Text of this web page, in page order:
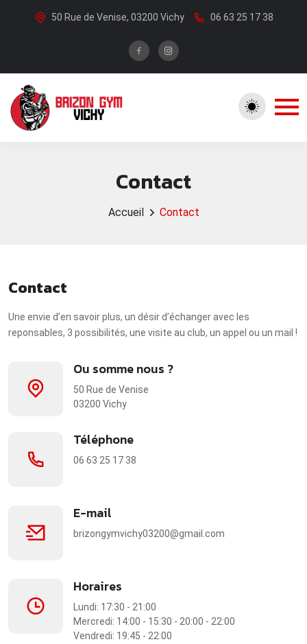
50 Rue de Venise, 03200 Vichy 06 63 25 17 38
Contact
Accueil Contact
Contact
Une envie d’en savoir plus, un désir d’échanger avec les
reponsables, 3 possibilités, une visite au club, un appel ou un mail !
Ou somme nous ?
50 Rue de Venise
03200 Vichy
Téléphone
06 63 25 17 38
E-mail
brizongymvichy03200@gmail.com
Horaires
Lundi: 17:30 - 21:00
Mercredi: 14:00 - 15:30 - 20:00 - 22:00
Vendredi: 19:45 - 22:00